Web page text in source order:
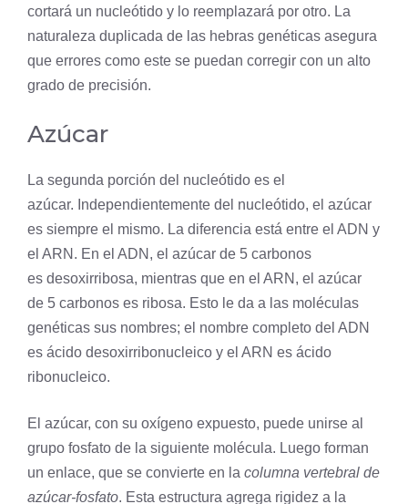
cortará un nucleótido y lo reemplazará por otro. La
naturaleza duplicada de las hebras genéticas asegura
que errores como este se puedan corregir con un alto
grado de precisión.
Azúcar
La segunda porción del nucleótido es el
azúcar. Independientemente del nucleótido, el azúcar
es siempre el mismo. La diferencia está entre el ADN y
el ARN. En el ADN, el azúcar de 5 carbonos
es desoxirribosa, mientras que en el ARN, el azúcar
de 5 carbonos es ribosa. Esto le da a las moléculas
genéticas sus nombres; el nombre completo del ADN
es ácido desoxirribonucleico y el ARN es ácido
ribonucleico.
El azúcar, con su oxígeno expuesto, puede unirse al
grupo fosfato de la siguiente molécula. Luego forman
un enlace, que se convierte en la columna vertebral de
azúcar-fosfato. Esta estructura agrega rigidez a la